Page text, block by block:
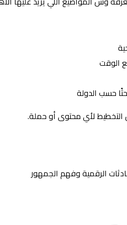
الوقت
حسب الدولة
التخطيط لأي محتوى أو حملة.
الرقمية وفهم الجمهور